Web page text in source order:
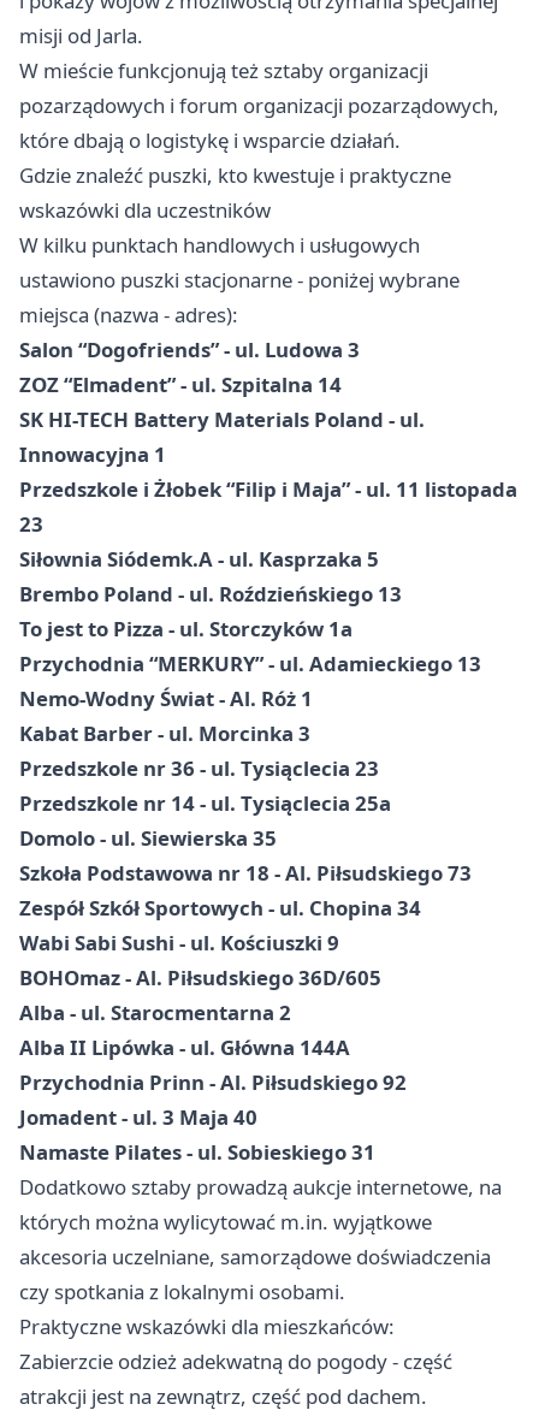
misji od Jarla.
W mieście funkcjonują też sztaby organizacji
pozarządowych i forum organizacji pozarządowych,
które dbają o logistykę i wsparcie działań.
Gdzie znaleźć puszki, kto kwestuje i praktyczne
wskazówki dla uczestników
W kilku punktach handlowych i usługowych
ustawiono puszki stacjonarne - poniżej wybrane
miejsca (nazwa - adres):
Salon “Dogofriends” - ul. Ludowa 3
ZOZ “Elmadent” - ul. Szpitalna 14
SK HI-TECH Battery Materials Poland - ul.
Innowacyjna 1
Przedszkole i Żłobek “Filip i Maja” - ul. 11 listopada
23
Siłownia Siódemk.A - ul. Kasprzaka 5
Brembo Poland - ul. Roździeńskiego 13
To jest to Pizza - ul. Storczyków 1a
Przychodnia “MERKURY” - ul. Adamieckiego 13
Nemo-Wodny Świat - Al. Róż 1
Kabat Barber - ul. Morcinka 3
Przedszkole nr 36 - ul. Tysiąclecia 23
Przedszkole nr 14 - ul. Tysiąclecia 25a
Domolo - ul. Siewierska 35
Szkoła Podstawowa nr 18 - Al. Piłsudskiego 73
Zespół Szkół Sportowych - ul. Chopina 34
Wabi Sabi Sushi - ul. Kościuszki 9
BOHOmaz - Al. Piłsudskiego 36D/605
Alba - ul. Starocmentarna 2
Alba II Lipówka - ul. Główna 144A
Przychodnia Prinn - Al. Piłsudskiego 92
Jomadent - ul. 3 Maja 40
Namaste Pilates - ul. Sobieskiego 31
Dodatkowo sztaby prowadzą aukcje internetowe, na
których można wylicytować m.in. wyjątkowe
akcesoria uczelniane, samorządowe doświadczenia
czy spotkania z lokalnymi osobami.
Praktyczne wskazówki dla mieszkańców:
Zabierzcie odzież adekwatną do pogody - część
atrakcji jest na zewnątrz, część pod dachem.